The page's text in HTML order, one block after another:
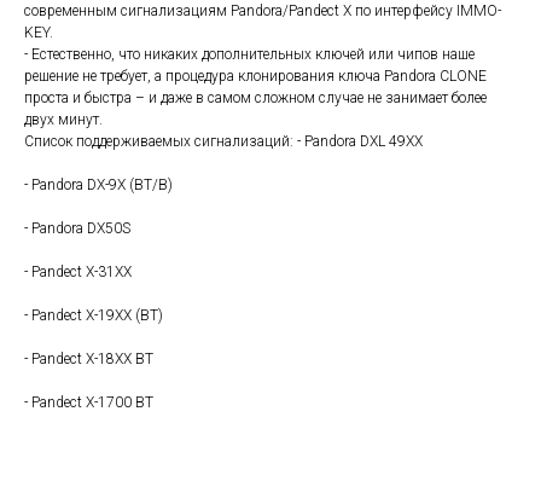
современным сигнализациям Pandora/Pandect X по интерфейсу IMMO-
KEY.
- Естественно, что никаких дополнительных ключей или чипов наше
решение не требует, а процедура клонирования ключа Pandora CLONE
проста и быстра – и даже в самом сложном случае не занимает более
двух минут.
Список поддерживаемых сигнализаций: - Pandora DXL 49XX
- Pandora DX-9X (BT/B)
- Pandora DX50S
- Pandect X-31XX
- Pandect X-19XX (BT)
- Pandect X-18XX BT
- Pandect X-1700 BT